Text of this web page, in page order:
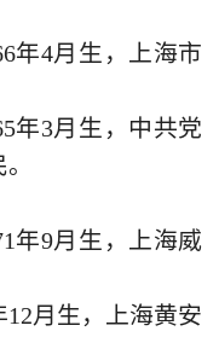
4月生，上海市
3月生，中共党
9月生，上海威
月生，上海黄安